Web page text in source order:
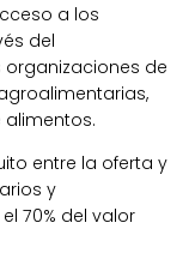
a los
del
de
entre la oferta y
y
70% del valor